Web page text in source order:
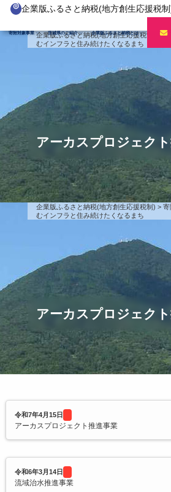
企業版ふるさと納税(地方創生応援税
寄附対象事業 茨城県のご紹介 企業版ふるさと納税とは
企業版ふるさと納税とは
制度の概要
企業版ふるさと納税(人材派遣型)
寄附をいただいた企業様
寄附対象事業のご紹介
新しい豊かさを推進する事業
新しい安心安全を推進する事業
新しい人財育成を推進する事業
新しい夢・希望を推進する事業
事業検索フォーム
茨城県のご紹介
茨城のポテンシャル
「新しい茨城」への4つのチャレンジ
寄附をいただいた企業様
令和7年度寄附企業一覧
令和6年度寄附企業一覧
令和5年度寄附企業一覧
令和3年度寄附企業一覧
令和2年度寄附企業一覧
企業版ふるさと納税(地方創生応援税制) >寄
むインフラと住み続けたくなるまち
アーカスプロジェク
企業版ふるさと納税(地方創生応援税制) > 寄
むインフラと住み続けたくなるまち
アーカスプロジェク
令和7年4月15日
アーカスプロジェクト推進事業
令和6年3月14日
流域治水推進事業